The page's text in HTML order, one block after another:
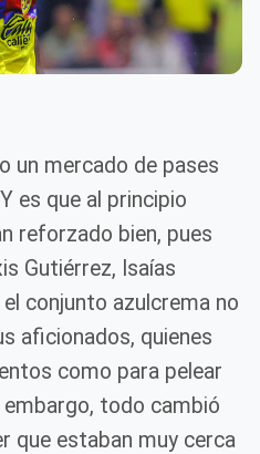
un mercado de pases
es que al principio
reforzado bien, pues
Gutiérrez, Isaías
conjunto azulcrema no
aficionados, quienes
como para pelear
todo cambió
que estaban muy cerca